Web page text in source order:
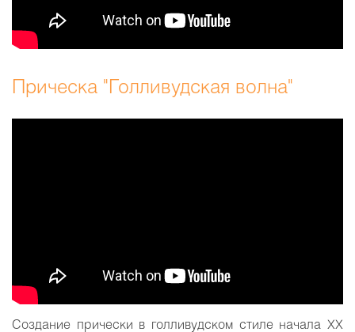
Прическа "Голливудская волна"
Создание прически в голливудском стиле начала XX